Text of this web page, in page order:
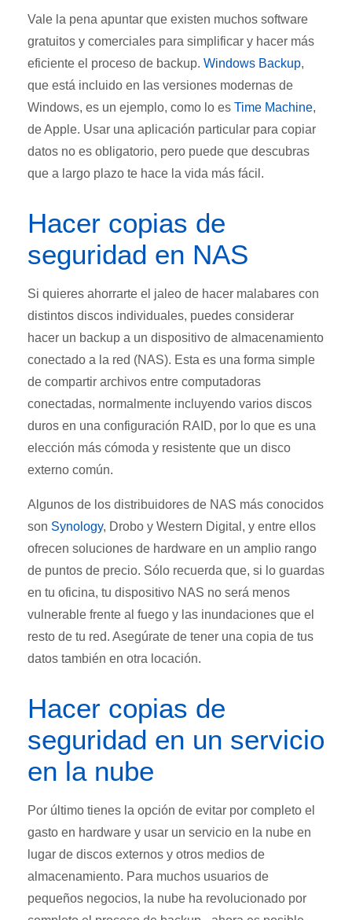
Vale la pena apuntar que existen muchos software
gratuitos y comerciales para simplificar y hacer más
eficiente el proceso de backup. Windows Backup,
que está incluido en las versiones modernas de
Windows, es un ejemplo, como lo es Time Machine,
de Apple. Usar una aplicación particular para copiar
datos no es obligatorio, pero puede que descubras
que a largo plazo te hace la vida más fácil.
Hacer copias de
seguridad en NAS
Si quieres ahorrarte el jaleo de hacer malabares con
distintos discos individuales, puedes considerar
hacer un backup a un dispositivo de almacenamiento
conectado a la red (NAS). Esta es una forma simple
de compartir archivos entre computadoras
conectadas, normalmente incluyendo varios discos
duros en una configuración RAID, por lo que es una
elección más cómoda y resistente que un disco
externo común.
Algunos de los distribuidores de NAS más conocidos
son Synology, Drobo y Western Digital, y entre ellos
ofrecen soluciones de hardware en un amplio rango
de puntos de precio. Sólo recuerda que, si lo guardas
en tu oficina, tu dispositivo NAS no será menos
vulnerable frente al fuego y las inundaciones que el
resto de tu red. Asegúrate de tener una copia de tus
datos también en otra locación.
Hacer copias de
seguridad en un servicio
en la nube
Por último tienes la opción de evitar por completo el
gasto en hardware y usar un servicio en la nube en
lugar de discos externos y otros medios de
almacenamiento. Para muchos usuarios de
pequeños negocios, la nube ha revolucionado por